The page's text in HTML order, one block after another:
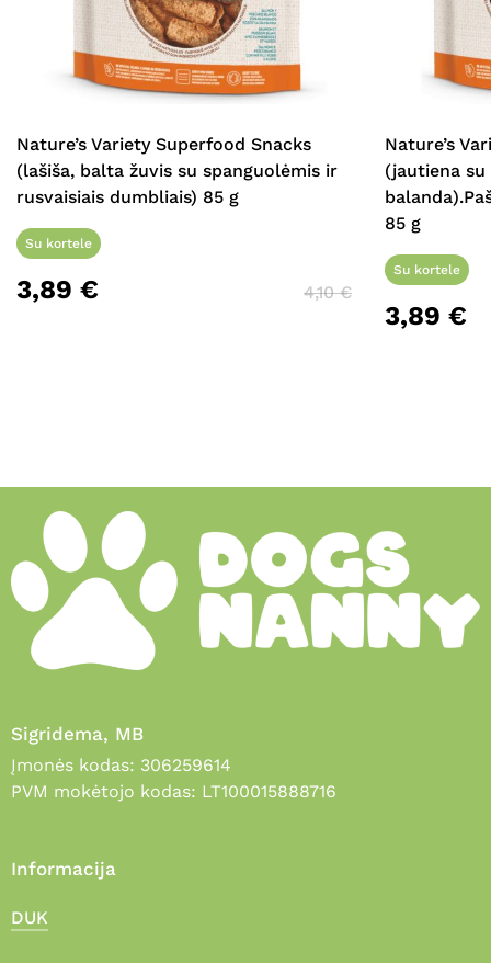
Nature’s Variety Superfood Snacks
(lašiša, balta žuvis su spanguolėmis ir
rusvaisiais dumbliais) 85 g
Su kortele
3,89 € 4,10€
Nature’s
(jautiena
85 g
Su kortele
3,89 €
Sigridema, MB
Įmonės kodas: 306259614
PVM mokėtojo kodas: LT100015888716
Informacija
DUK